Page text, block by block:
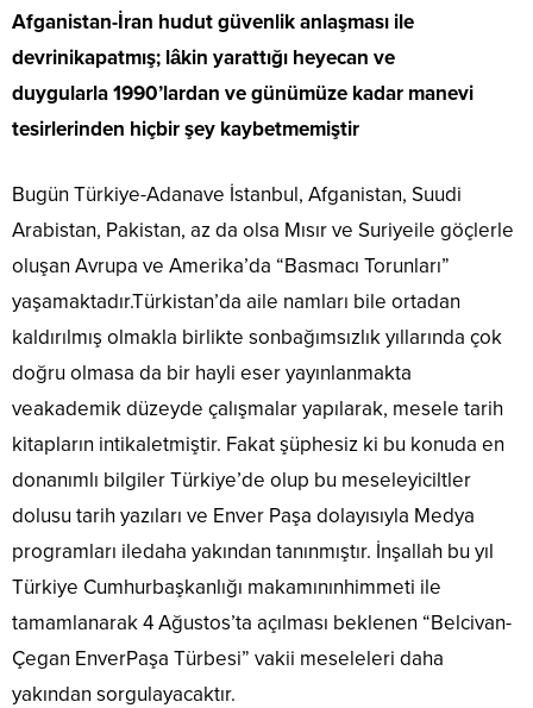
Afganistan-İran hudut güvenlik anlaşması ile
devrinikapatmış; lâkin yarattığı heyecan ve
duygularla 1990’lardan ve günümüze kadar manevi
tesirlerinden hiçbir şey kaybetmemiştir
Bugün Türkiye-Adanave İstanbul, Afganistan, Suudi
Arabistan, Pakistan, az da olsa Mısır ve Suriyeile göçlerle
oluşan Avrupa ve Amerika’da “Basmacı Torunları”
yaşamaktadır.Türkistan’da aile namları bile ortadan
kaldırılmış olmakla birlikte sonbağımsızlık yıllarında çok
doğru olmasa da bir hayli eser yayınlanmakta
veakademik düzeyde çalışmalar yapılarak, mesele tarih
kitapların intikaletmiştir. Fakat şüphesiz ki bu konuda en
donanımlı bilgiler Türkiye’de olup bu meseleyiciltler
dolusu tarih yazıları ve Enver Paşa dolayısıyla Medya
programları iledaha yakından tanınmıştır. İnşallah bu yıl
Türkiye Cumhurbaşkanlığı makamınınhimmeti ile
tamamlanarak 4 Ağustos’ta açılması beklenen “Belcivan-
Çegan EnverPaşa Türbesi” vakii meseleleri daha
yakından sorgulayacaktır.